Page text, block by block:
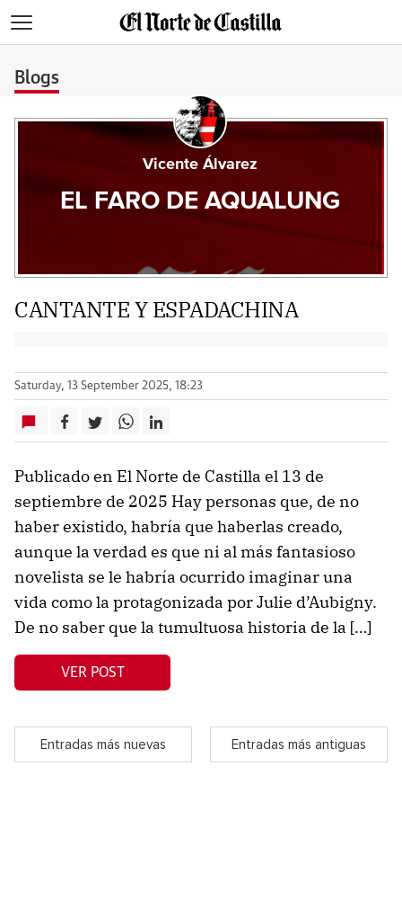
Blogs
Vicente Álvarez
EL FARO DE AQUALUNG
CANTANTE Y ESPADACHINA
Saturday, 13 September 2025, 18:23
Publicado en El Norte de Castilla el 13 de
septiembre de 2025 Hay personas que, de no
haber existido, habría que haberlas creado,
aunque la verdad es que ni al más fantasioso
novelista se le habría ocurrido imaginar una
vida como la protagonizada por Julie d’Aubigny.
De no saber que la tumultuosa historia de la […]
VER POST
Entradas más nuevas Entradas más antiguas